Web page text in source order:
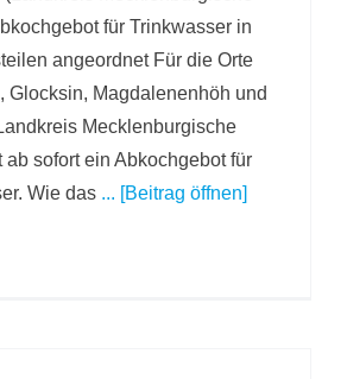
für Trinkwasser in
angeordnet Für die Orte
Glocksin, Magdalenenhöh und
Mecklenburgische
ab sofort ein Abkochgebot für
Wie das ... [Beitrag öffnen]